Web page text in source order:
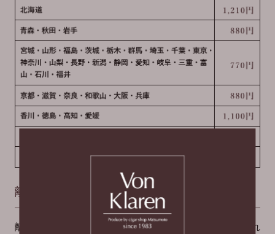
離島にお住いのお客様
離島へのお届けをご希望の場合には
別途加算され